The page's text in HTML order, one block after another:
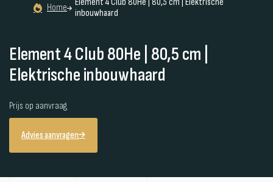
Home
inbouwhaard
Element 4 Club 80He | 80,5 cm |
Elektrische inbouwhaard
Prijs op aanvraag
Advies aanvragen